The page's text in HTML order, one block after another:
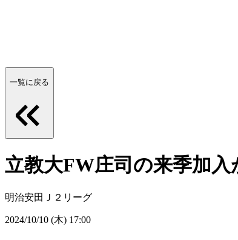
一覧に戻る
立教大FW庄司の来季加入
明治安田Ｊ２リーグ
2024/10/10 (木) 17:00